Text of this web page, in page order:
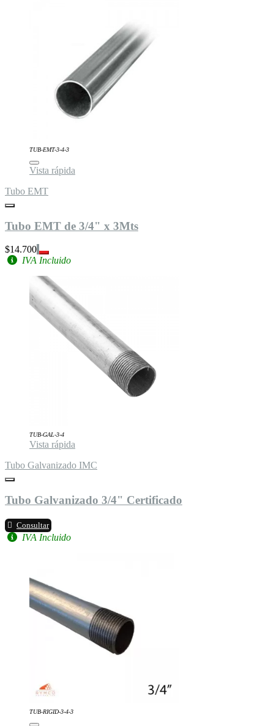
TUB-EMT-3-4-3
Vista rápida
Tubo EMT
Tubo EMT de 3/4" x 3Mts
$14.700
IVA Incluido
TUB-GAL-3-4
Vista rápida
Tubo Galvanizado IMC
Tubo Galvanizado 3/4" Certificado
Consultar
IVA Incluido
TUB-RIGID-3-4-3